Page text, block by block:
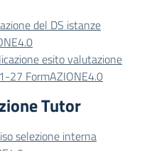
del DS istanze
esito valutazione
27 FormAZIONE4.0
Tutor
selezione interna